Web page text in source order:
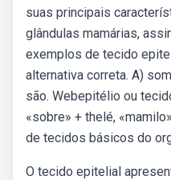
suas principais
glândulas mamárias,
exemplos de tecido
alternativa correta. A)
são. Webepitélio ou
«sobre» + thelé,
de tecidos básicos do
O tecido epitelial